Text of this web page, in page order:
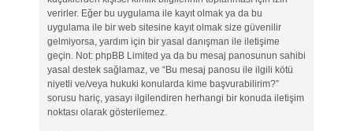
verirler. Eğer bu uygulama ile kayıt olmak ya da bu
uygulama ile bir web sitesine kayıt olmak size güvenilir
gelmiyorsa, yardım için bir yasal danışman ile iletişime
geçin. Not: phpBB Limited ya da bu mesaj panosunun sahibi
yasal destek sağlamaz, ve “Bu mesaj panosu ile ilgili kötü
niyetli ve/veya hukuki konularda kime başvurabilirim?”
sorusu hariç, yasayı ilgilendiren herhangi bir konuda iletişim
noktası olarak gösterilemez.